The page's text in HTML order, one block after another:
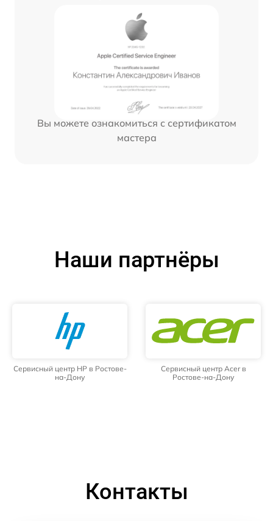
Вы можете ознакомиться с сертификатом
мастера
Наши партнёры
Сервисный центр HP в Ростове-
на-Дону
Сервисный центр Acer в
Ростове-на-Дону
Контакты